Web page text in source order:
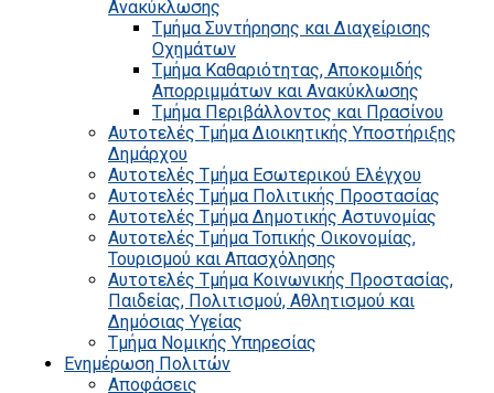
Ανακύκλωσης
Τμήμα Συντήρησης και Διαχείρισης
Οχημάτων
Τμήμα Καθαριότητας, Αποκομιδής
Απορριμμάτων και Ανακύκλωσης
Τμήμα Περιβάλλοντος και Πρασίνου
Αυτοτελές Τμήμα Διοικητικής Υποστήριξης
Δημάρχου
Αυτοτελές Τμήμα Εσωτερικού Ελέγχου
Αυτοτελές Τμήμα Πολιτικής Προστασίας
Αυτοτελές Τμήμα Δημοτικής Αστυνομίας
Αυτοτελές Τμήμα Τοπικής Οικονομίας,
Τουρισμού και Απασχόλησης
Αυτοτελές Τμήμα Κοινωνικής Προστασίας,
Παιδείας, Πολιτισμού, Αθλητισμού και
Δημόσιας Υγείας
Τμήμα Νομικής Υπηρεσίας
Ενημέρωση Πολιτών
Αποφάσεις